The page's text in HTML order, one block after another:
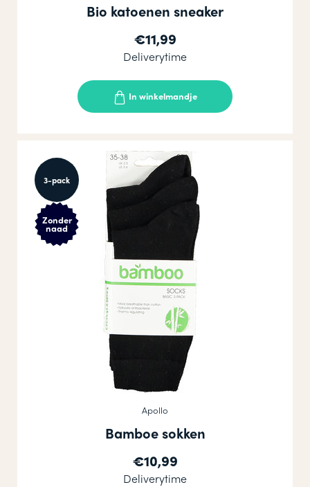
Bio katoenen sneaker
€11,99
Deliverytime
In winkelmandje
3-pack
Zonder
naad
Apollo
Bamboe sokken
€10,99
Deliverytime